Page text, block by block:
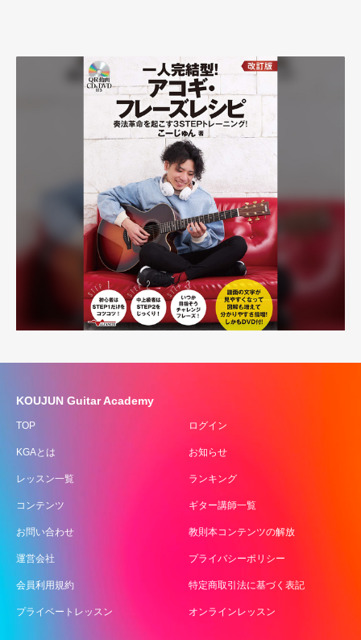
KOUJUN Guitar Academy
TOP ログイン
KGAとは お知らせ
レッスン一覧 ランキング
コンテンツ ギター講師一覧
お問い合わせ 教則本コンテンツの解放
運営会社 プライバシーポリシー
会員利用規約 特定商取引法に基づく表記
プライベートレッスン オンラインレッスン